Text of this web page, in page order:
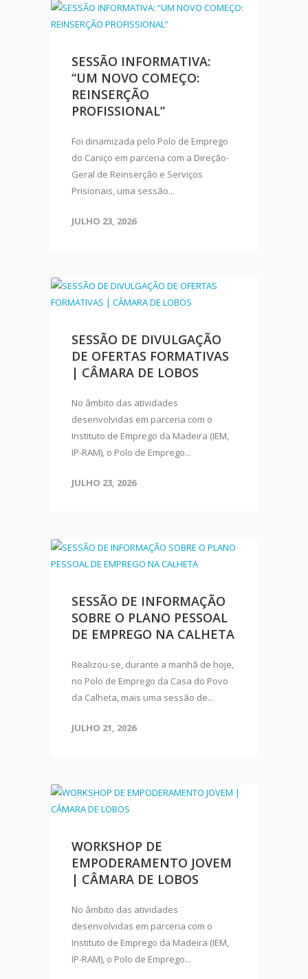
SESSÃO INFORMATIVA:
“UM NOVO COMEÇO:
REINSERÇÃO
PROFISSIONAL”
Foi dinamizada pelo Polo de Emprego
do Caniço em parceria com a Direção-
Geral de Reinserção e Serviços
Prisionais, uma sessão...
JULHO 23, 2026
SESSÃO DE DIVULGAÇÃO
DE OFERTAS FORMATIVAS
| CÂMARA DE LOBOS
No âmbito das atividades
desenvolvidas em parceria com o
Instituto de Emprego da Madeira (IEM,
IP-RAM), o Polo de Emprego...
JULHO 23, 2026
SESSÃO DE INFORMAÇÃO
SOBRE O PLANO PESSOAL
DE EMPREGO NA CALHETA
Realizou-se, durante a manhã de hoje,
no Polo de Emprego da Casa do Povo
da Calheta, mais uma sessão de...
JULHO 21, 2026
WORKSHOP DE
EMPODERAMENTO JOVEM
| CÂMARA DE LOBOS
No âmbito das atividades
desenvolvidas em parceria com o
Instituto de Emprego da Madeira (IEM,
IP-RAM), o Polo de Emprego...